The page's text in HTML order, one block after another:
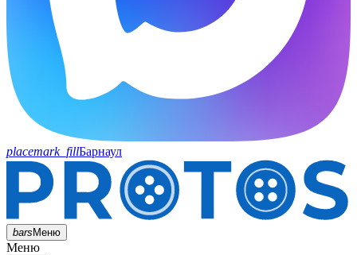
placemark_fillБарнаул
barsМеню
Меню